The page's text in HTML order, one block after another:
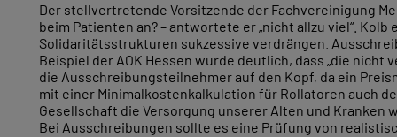
Der stellvertretende Vorsitzende der Fachvereinigung
beim Patienten an? – antwortete er „nicht allzu viel“.
Solidaritätsstrukturen sukzessive verdrängen.
Beispiel der AOK Hessen wurde deutlich, dass „die
die Ausschreibungsteilnehmer auf den Kopf, da ein
mit einer Minimalkostenkalkulation für Rollatoren auch
Gesellschaft die Versorgung unserer Alten und
Bei Ausschreibungen sollte es eine Prüfung von